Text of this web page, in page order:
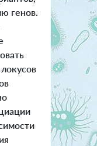
генов.